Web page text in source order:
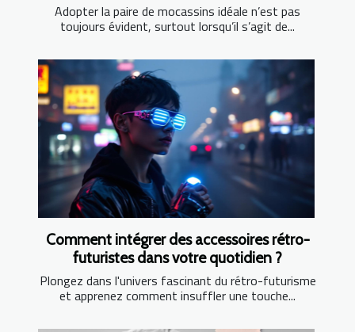
Adopter la paire de mocassins idéale n’est pas
toujours évident, surtout lorsqu’il s’agit de...
Comment intégrer des accessoires rétro-
futuristes dans votre quotidien ?
Plongez dans l'univers fascinant du rétro-futurisme
et apprenez comment insuffler une touche...